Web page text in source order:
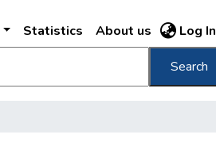
Statistics About us Log In
Search